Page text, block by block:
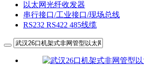
以太网光纤收发器
串行接口/工业接口/现场总线
RS232 RS422 485线缆